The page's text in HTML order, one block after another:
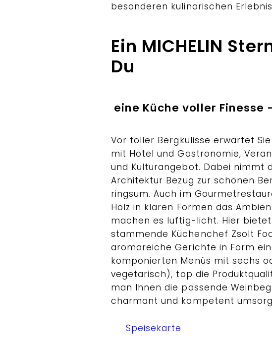
besonderen kulinarischen
Ein MICHELIN
Du
eine Küche voller Finesse
Vor toller Bergkulisse erwartet
mit Hotel und Gastronomie,
und Kulturangebot. Dabei nimmt
Architektur Bezug zur schönen
ringsum. Auch im
Holz in klaren Formen das
machen es luftig-licht. Hier
stammende Küchenchef Zsolt
aromareiche Gerichte in Form
komponierten Menüs mit sechs
vegetarisch), top die
man Ihnen die passende
charmant und kompetent
Speisekarte